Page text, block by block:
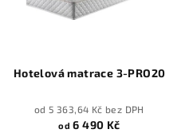
Hotelová matrace 3-PRO20
od 5 363,64 Kč bez DPH
od 6 490 Kč